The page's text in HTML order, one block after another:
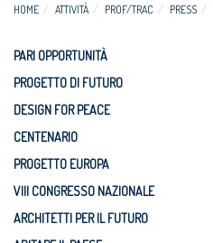
HOME ATTIVITÀ PROF/TRAC PRESS
PARI OPPORTUNITÀ
PROGETTO DI FUTURO
DESIGN FOR PEACE
CENTENARIO
PROGETTO EUROPA
VIII CONGRESSO NAZIONALE
ARCHITETTI PER IL FUTURO